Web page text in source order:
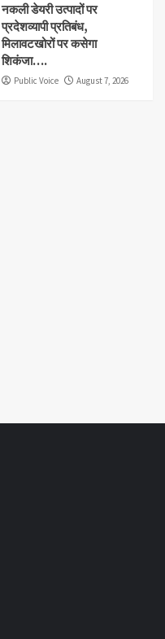
नकली डेयरी उत्पादों पर
प्रदेशव्यापी प्रतिबंध,
मिलावटखोरों पर कसेगा
शिकंजा….
Public Voice August 7, 2026